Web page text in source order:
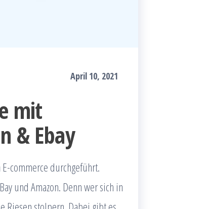
April 10, 2021
mit
& Ebay
commerce durchgeführt.
und Amazon. Denn wer sich in